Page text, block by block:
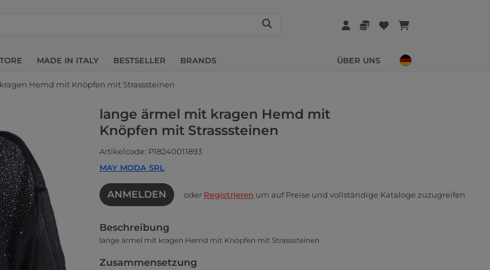
MADE IN ITALY BESTSELLER BRANDS ÜBER UNS
Hemd mit Knöpfen mit Strasssteinen
lange ärmel mit kragen Hemd mit
Knöpfen mit Strasssteinen
Artikelcode: P18240011893
MAY MODA SRL
ANMELDEN oder Registrieren um auf Preise und vollständige Kataloge zuzugreifen
Beschreibung
lange ärmel mit kragen Hemd mit Knöpfen mit Strasssteinen
Zusammensetzung